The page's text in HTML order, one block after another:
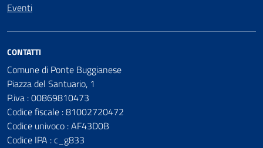
Eventi
CONTATTI
Comune di Ponte Buggianese
Piazza del Santuario, 1
P.iva : 00869810473
Codice fiscale : 81002720472
Codice univoco : AF43D0B
Codice IPA : c_g833